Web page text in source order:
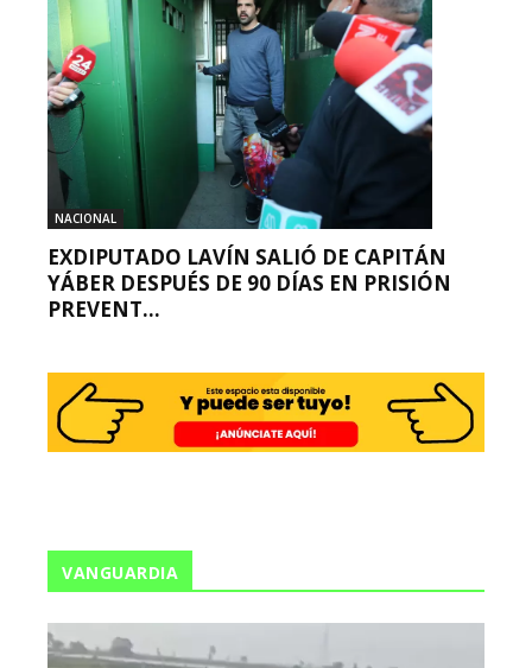
NACIONAL
EXDIPUTADO LAVÍN SALIÓ DE CAPITÁN
YÁBER DESPUÉS DE 90 DÍAS EN PRISIÓN
PREVENT...
VANGUARDIA